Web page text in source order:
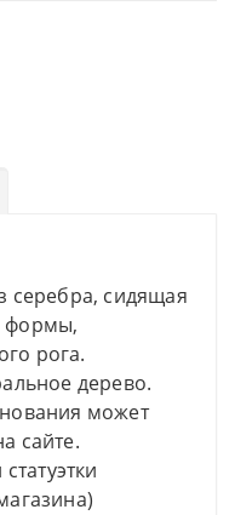
серебра, сидящая
формы,
рога.
дерево.
может
сайте.